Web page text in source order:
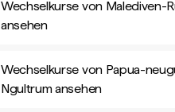
Wechselkurse von Malediven-
ansehen
Wechselkurse von Papua-
Ngultrum ansehen